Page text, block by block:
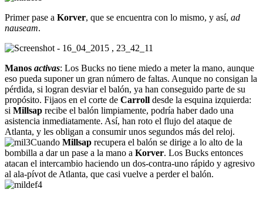
Primer pase a Korver, que se encuentra con lo mismo, y así, ad
nauseam.
Manos activas: Los Bucks no tiene miedo a meter la mano, aunque
eso pueda suponer un gran número de faltas. Aunque no consigan la
pérdida, si logran desviar el balón, ya han conseguido parte de su
propósito. Fijaos en el corte de Carroll desde la esquina izquierda:
si Millsap recibe el balón limpiamente, podría haber dado una
asistencia inmediatamente. Así, han roto el flujo del ataque de
Atlanta, y les obligan a consumir unos segundos más del reloj.
Cuando Millsap recupera el balón se dirige a lo alto de la
bombilla a dar un pase a la mano a Korver. Los Bucks entonces
atacan el intercambio haciendo un dos-contra-uno rápido y agresivo
al ala-pívot de Atlanta, que casi vuelve a perder el balón.